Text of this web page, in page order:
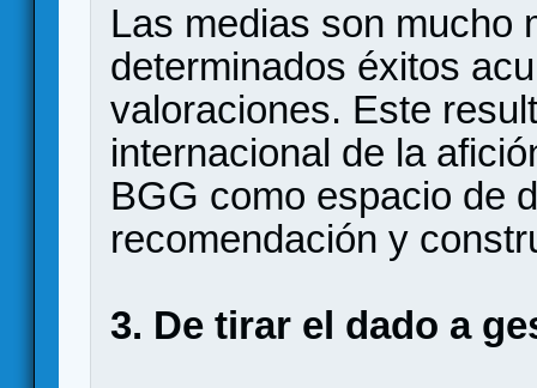
Las medias son mucho
determinados éxitos
valoraciones. Este
internacional de la
BGG como espacio de
recomendación y
3. De tirar el dado a